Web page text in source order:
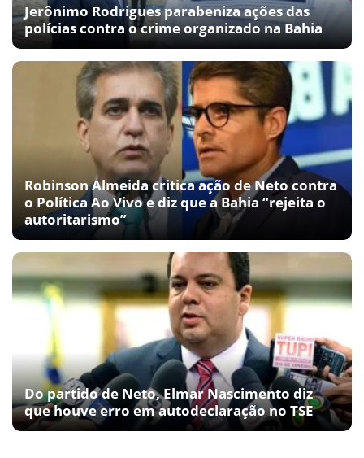
Jerônimo Rodrigues parabeniza ações das
polícias contra o crime organizado na Bahia
Robinson Almeida critica ação de Neto contra
o Política Ao Vivo e diz que a Bahia “rejeita o
autoritarismo”
Do partido de Neto, Elmar Nascimento diz
que houve erro em autodeclaração no TSE